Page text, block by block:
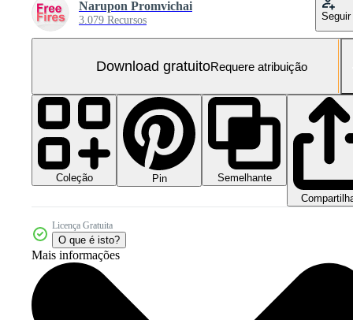
Narupon Promvichai
3.079 Recursos Seguir
Download gratuitoRequere atribuição
Coleção Pin
Semelhante
Licença Gratuita
O que é isto?
Mais informações